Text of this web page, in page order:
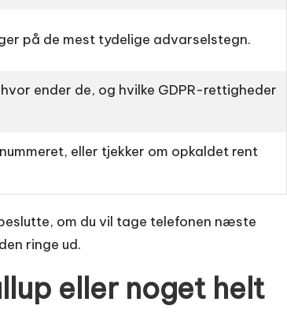
på de mest tydelige advarselstegn.
ender de, og hvilke GDPR-rettigheder
eller tjekker om opkaldet rent
om du vil tage telefonen næste
ringe ud.
eller noget helt